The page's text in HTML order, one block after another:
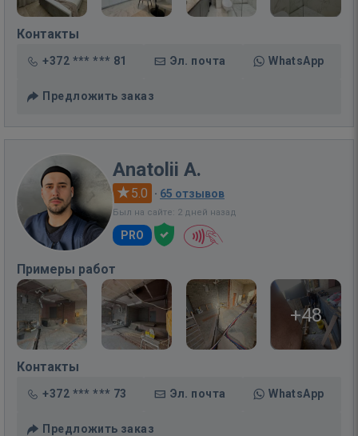
Контакты
+372 *** *** 81 Эл. почта WhatsApp
Предложить заказ
Anatolii A.
5.0 · 65 отзывов
Был на сайте: 2 дней назад
PRO
Примеры работ
+48
Контакты
+372 *** *** 73 Эл. почта WhatsApp
Предложить заказ